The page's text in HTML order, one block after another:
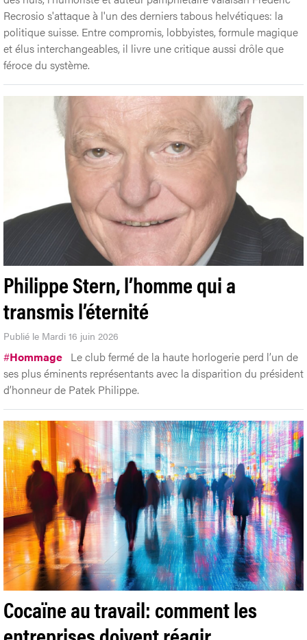
Publié le Jeudi 18 juin 2026
#Politique À l'occasion de la sortie de son livre La Suisse, tous
des nuls, l'humoriste et auteur pamphlétaire valaisan Frédéric
Recrosio s'attaque à l'un des derniers tabous helvétiques: la
et élus interchangeables, il livre une critique aussi drôle que
féroce du système.
Philippe Stern, l’homme qui a
transmis l’éternité
Publié le Mardi 16 juin 2026
ses plus éminents représentants avec la disparition du président
d’honneur de Patek Philippe.
En poursuivant votre navigation, vous acceptez l'utilisation de cookies.Voir
notre politique de confidentialité.
Accepter Refuser Personnaliser